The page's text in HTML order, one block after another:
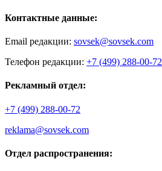
Контактные данные:
Email редакции: sovsek@sovsek.com
Телефон редакции: +7 (499) 288-00-72
Рекламный отдел:
+7 (499) 288-00-72
reklama@sovsek.com
Отдел распространения: